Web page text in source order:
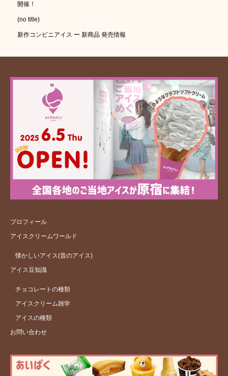
開催！
(no title)
新作コンビニアイス ー 新商品 発売情報
プロフィール
アイスクリームワールド
懐かしいアイス(昔のアイス)
アイス豆知識
チョコレートの種類
アイスクリーム雑学
アイスの種類
お問い合わせ